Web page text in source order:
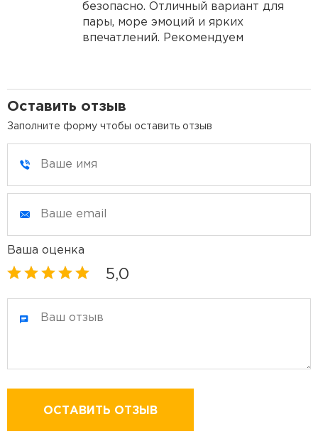
безопасно. Отличный вариант для
пары, море эмоций и ярких
впечатлений. Рекомендуем
Оставить отзыв
Заполните форму чтобы оставить отзыв
Ваша оценка
5,0
ОСТАВИТЬ ОТЗЫВ